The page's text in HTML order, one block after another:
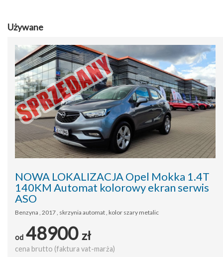
Używane
NOWA LOKALIZACJA Opel Mokka 1.4T
140KM Automat kolorowy ekran serwis
ASO
Benzyna , 2017 , skrzynia automat , kolor szary metalic
od 48900 zł
cena brutto (faktura vat-marża)